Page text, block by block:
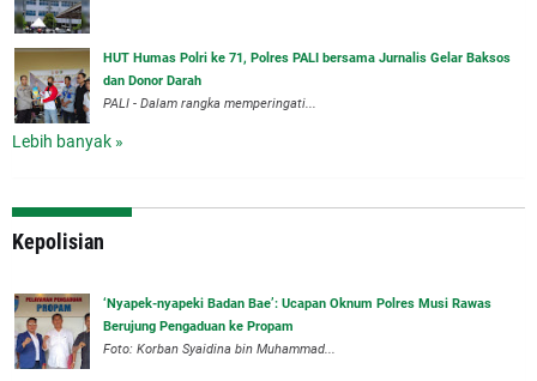
HUT Humas Polri ke 71, Polres PALI bersama Jurnalis Gelar Baksos
dan Donor Darah
PALI - Dalam rangka memperingati...
Lebih banyak »
Kepolisian
‘Nyapek-nyapeki Badan Bae’: Ucapan Oknum Polres Musi Rawas
Berujung Pengaduan ke Propam
Foto: Korban Syaidina bin Muhammad...